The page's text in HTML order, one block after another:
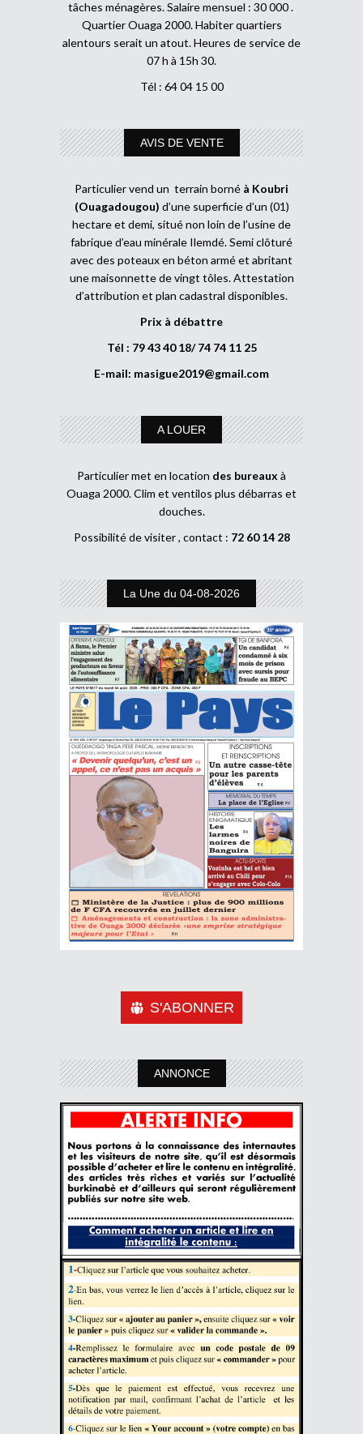
tâches ménagères. Salaire mensuel : 30 000 .
Quartier Ouaga 2000. Habiter quartiers
alentours serait un atout. Heures de service de
07 h à 15h 30.
Tél : 64 04 15 00
AVIS DE VENTE
Particulier vend un terrain borné à Koubri
(Ouagadougou) d’une superficie d’un (01)
hectare et demi, situé non loin de l’usine de
fabrique d’eau minérale Ilemdé. Semi clôturé
avec des poteaux en béton armé et abritant
une maisonnette de vingt tôles. Attestation
d’attribution et plan cadastral disponibles.
Prix à débattre
Tél : 79 43 40 18/ 74 74 11 25
E-mail: masigue2019@gmail.com
A LOUER
Particulier met en location des bureaux à
Ouaga 2000. Clim et ventilos plus débarras et
douches.
Possibilité de visiter , contact : 72 60 14 28
La Une du 04-08-2026
S'ABONNER
ANNONCE